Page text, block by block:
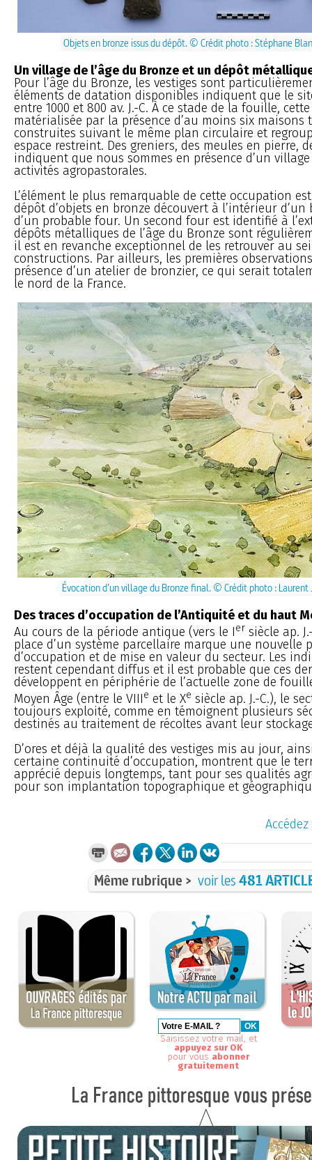
Objets en bronze issus du dépôt. © Crédit photo : Stéphane
Un village de l’âge du Bronze et un dépôt
Pour l’âge du Bronze, les vestiges sont
éléments de datation disponibles indiquent que le
entre 1000 et 800 av. J.-C. À ce stade de la fouille,
matérialisée par la présence d’au moins six maisons
construites suivant le même plan circulaire et
espace restreint. Des greniers, des meules en pierre,
indiquent que nous sommes en présence d’un
activités agropastorales.
L’élément le plus remarquable de cette occupation
dépôt d’objets en bronze découvert à l’intérieur d’un
d’un probable four. Un second four est identifié à
dépôts métalliques de l’âge du Bronze sont
il est en revanche exceptionnel de les retrouver au
constructions. Par ailleurs, les premières
présence d’un atelier de bronzier, ce qui serait
le nord de la France.
Évocation d’un village du Bronze final. © Crédit photo : Laurent
Des traces d’occupation de l’Antiquité et du haut
Au cours de la période antique (vers le Ier siècle ap.
place d’un système parcellaire marque une nouvelle
d’occupation et de mise en valeur du secteur. Les
restent cependant diffus et il est probable que ces
développent en périphérie de l’actuelle zone de
Moyen Âge (entre le VIIIe et le Xe siècle ap. J.-C.), le
toujours exploité, comme en témoignent plusieurs
destinés au traitement de récoltes avant leur
D’ores et déjà la qualité des vestiges mis au jour,
certaine continuité d’occupation, montrent que le
apprécié depuis longtemps, tant pour ses qualités
pour son implantation topographique et
Même rubrique > voir les481
Saisissez votre mail, et
appuyez sur OK
pour vous abonner
gratuitement